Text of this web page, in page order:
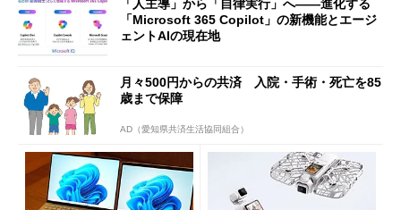
「人主導」から「自律実行」へ――進化する
「Microsoft 365 Copilot」の新機能とエージ
ェントAIの現在地
月々500円からの共済 入院・手術・死亡を85
歳まで保障
AD（愛知県共済生活協同組合）